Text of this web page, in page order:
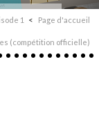
1 Page d'accueil
(compétition officielle)